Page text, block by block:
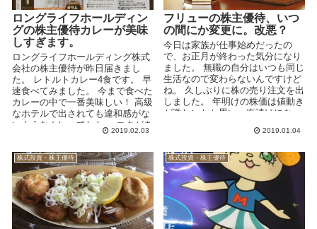
ロングライフホールディン
グの株主優待カレーが美味
しすぎます。
ロングライフホールディング株式
会社の株主優待が昨日届きまし
た。 レトルトカレー4食です。 早
速食べてみました。 今まで食べた
カレーの中で一番美味しい！ 高級
なホテルで出されても違和感がな
いようなカレーでした。 コクがあ
2019.02.03
フリューの株主優待、いつ
の間にか変更に。改悪？
今日は家族が仕事始めだったの
で、お正月が終わった気分になり
ました。 無職の自分はいつも同じ
生活なので変わらないんですけど
ね。 久しぶりに株の売り注文を出
しました。 年明けの株価は値動き
が激しいかと思い、塩漬けになっ
2019.01.04
株式投資・株主優待 株式投資・株主優待